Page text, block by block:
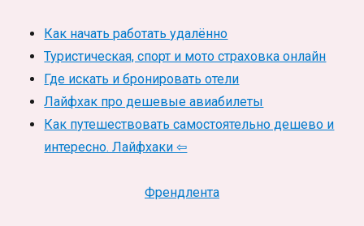
Как начать работать удалённо
Туристическая, спорт и мото страховка онлайн
Где искать и бронировать отели
Лайфхак про дешевые авиабилеты
Как путешествовать самостоятельно дешево и
интересно. Лайфхаки ⇦
Френдлента